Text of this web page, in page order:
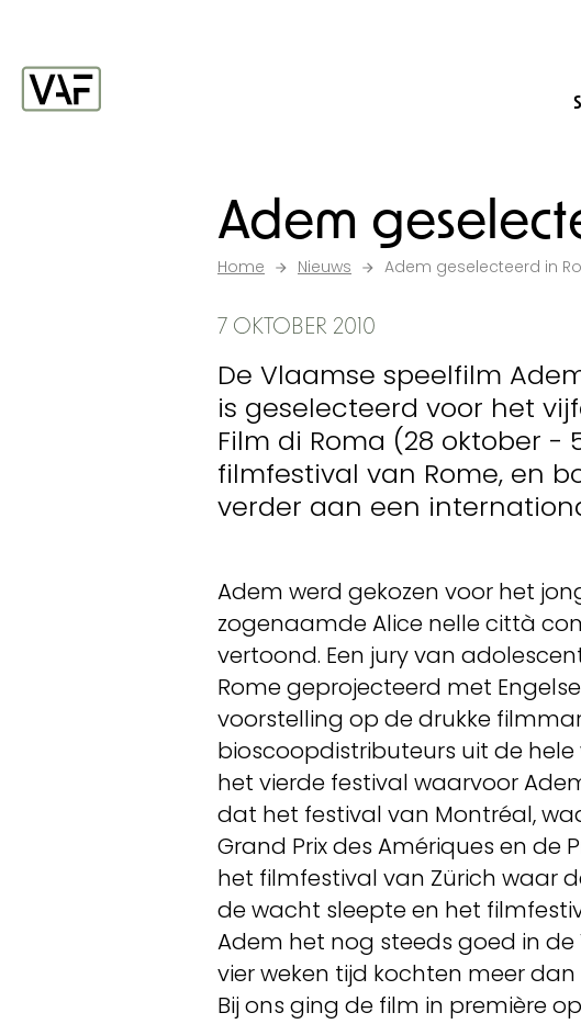
Adem
Home Nieuws Adem geselecteerd in
7 OKTOBER 2010
De Vlaamse speelfilm
is geselecteerd voor het
Film di Roma (28 oktober
filmfestival van Rome, en
verder aan een
Adem werd gekozen voor het
zogenaamde Alice nelle città
vertoond. Een jury van
Rome geprojecteerd met
voorstelling op de drukke
bioscoopdistributeurs uit de
het vierde festival waarvoor
dat het festival van Montréal,
Grand Prix des Amériques en de
het filmfestival van Zürich waar
de wacht sleepte en het
Adem het nog steeds goed in de
vier weken tijd kochten meer
Bij ons ging de film in première